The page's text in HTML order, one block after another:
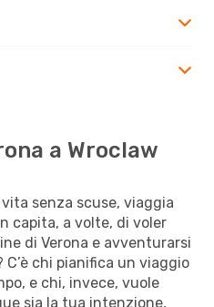
a Wroclaw
vita senza scuse, viaggia
capita, a volte, di voler
di Verona e avventurarsi
chi pianifica un viaggio
e chi, invece, vuole
sia la tua intenzione,